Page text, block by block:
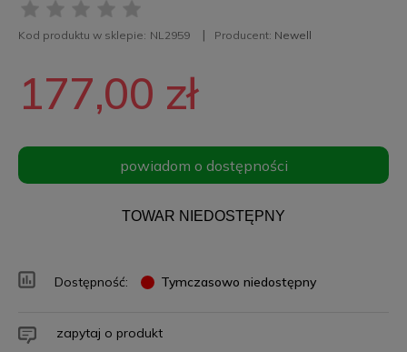
Kod produktu w sklepie: NL2959 Producent: Newell
177,00 zł
powiadom o dostępności
TOWAR NIEDOSTĘPNY
Dostępność: Tymczasowo niedostępny
zapytaj o produkt